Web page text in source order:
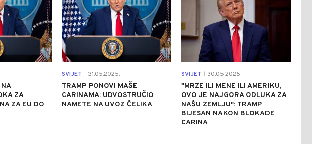
ZA
ZA EU DO
SVIJET 31.05.2025.
TRAMP PONOVI MAŠE
CARINAMA: UDVOSTRUČIO
NAMETE NA UVOZ ČELIKA
SVIJET 30.05.2025.
"MRZE ILI MENE ILI AMERIKU,
OVO JE NAJGORA ODLUKA ZA
NAŠU ZEMLJU": TRAMP
BIJESAN NAKON BLOKADE
CARINA